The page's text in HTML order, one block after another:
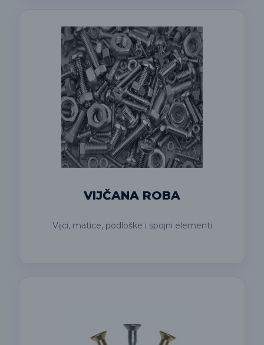
VIJČANA ROBA
Vijci, matice, podloške i spojni elementi